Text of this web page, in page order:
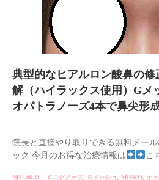
典型的なヒアルロン酸鼻の
解（ハイラックス使用）Gメ
オパトラノーズ4本で鼻尖形
院長と直接やり取りできる無料メー
ック 今月のお得な治療情報は
こ
2021.06.11 Gコグノーズ, Ｇメッシュ , MISKO, オ